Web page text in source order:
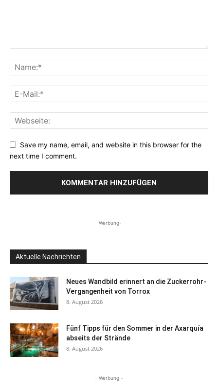
Save my name, email, and website in this browser for the
next time I comment.
-Werbung-
Aktuelle Nachrichten
Neues Wandbild erinnert an die Zuckerrohr-
Vergangenheit von Torrox
8. August 2026
Fünf Tipps für den Sommer in der Axarquía
abseits der Strände
8. August 2026
- Werbung -